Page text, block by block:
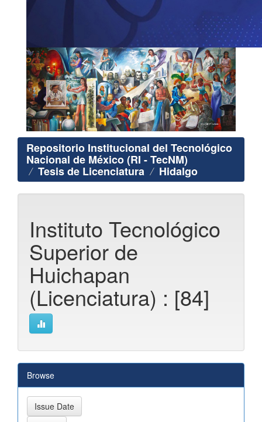
Repositorio Institucional del Tecnológico
Nacional de México (RI - TecNM)
Tesis de Licenciatura Hidalgo
Instituto Tecnológico
Superior de
Huichapan
(Licenciatura) : [84]
Browse